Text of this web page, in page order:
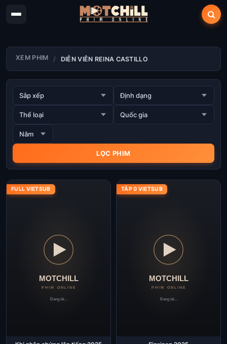
XEM PHIM DIỄN VIÊN REINA CASTILLO
FULL VIETSUB TÂP 0 VIETSUB